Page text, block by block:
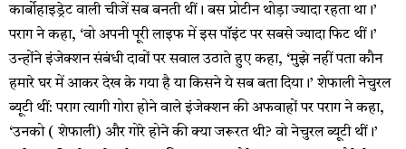
कार्बोहाइड्रेट वाली चीजें सब बनती थीं। बस प्रोटीन थोड़ा ज्यादा रहता था।’
पराग ने कहा, ‘वो अपनी पूरी लाइफ में इस पॉइंट पर सबसे ज्यादा फिट थीं।’
उन्होंने इंजेक्शन संबंधी दावों पर सवाल उठाते हुए कहा, ‘मुझे नहीं पता कौन
हमारे घर में आकर देख के गया है या किसने ये सब बता दिया।’ शेफाली नेचुरल
ब्यूटी थीं: पराग त्यागी गोरा होने वाले इंजेक्शन की अफवाहों पर पराग ने कहा,
‘उनको ( शेफाली) और गोरे होने की क्या जरूरत थी? वो नेचुरल ब्यूटी थीं।’